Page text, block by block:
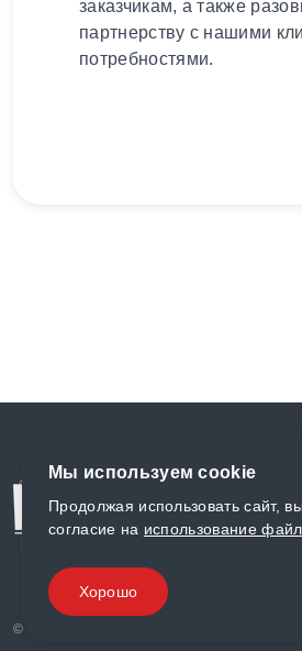
заказчикам, а также
партнерству с нашими
потребностями.
Доставка и
© «World Metall» 2025, Разработка и
Мы используем cookie
Продолжая использовать сайт,
согласие на использование
Хорошо